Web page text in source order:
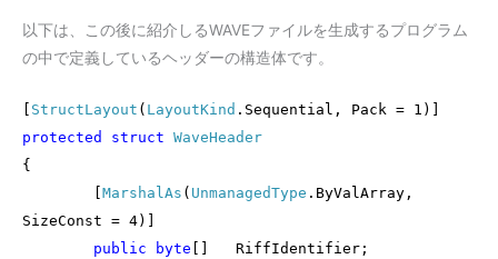
以下は、この後に紹介しるWAVEファイルを生成するプログラム
の中で定義しているヘッダーの構造体です。
StructLayout ( LayoutKind .Sequential, Pack = 1)]
protected
struct WaveHeader
{
MarshalAs ( UnmanagedType .ByValArray,
SizeConst = 4)]
public
byte
RiffIdentifier;